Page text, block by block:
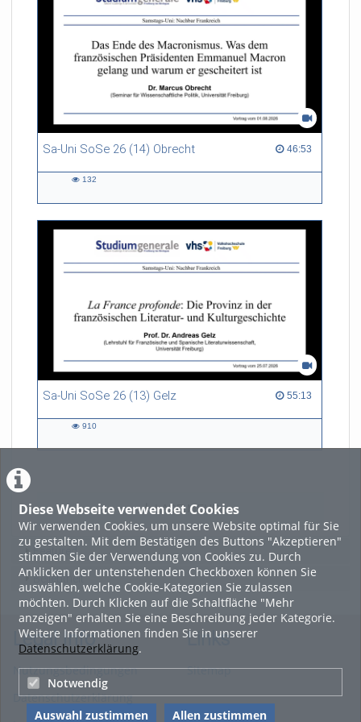
Diese Webseite verwendet Cookies
Wir verwenden Cookies, um unsere Website optimal für Sie
zu gestalten. Mit dem Bestätigen des Buttons "Akzeptieren"
stimmen Sie der Verwendung von Cookies zu. Durch
Anklicken der untenstehenden Checkboxen können Sie
auswählen, welche Cookie-Kategorien Sie zulassen
möchten. Durch Klicken auf die Schaltfläche "Mehr
anzeigen" erhalten Sie eine Beschreibung jeder Kategorie.
Weitere Informationen finden Sie in unserer
Datenschutzerklärung.
Notwendig
Auswahl zustimmen Allen zustimmen
Sa-Uni SoSe 26 (14) Obrecht 46:53
46:53 duration
132
Sa-Uni SoSe 26 (13) Gelz 55:13
55:13 duration
910
LADE MEHR
Featured
Beliebtheit
Legal Info
Nutzungsbedingungen
Datenschutzerklärung
Links
Sitemap